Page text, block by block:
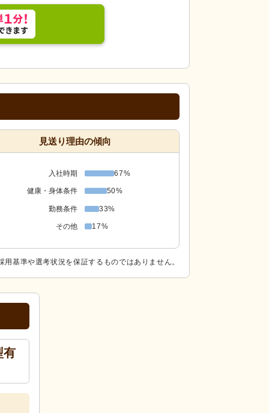
見送り理由の傾向
入社時期 67%
健康・身体条件 50%
勤務条件 33%
その他 17%
基準や選考状況を保証するものではありません。
有